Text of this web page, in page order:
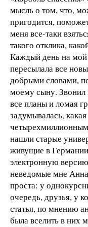
мысль о том, что,
пригодится,
меня все-таки
такого отклика,
Каждый день на мой
пересылала все
добрыми словами,
моему сыну. Звонил
все планы и ломая
задумывалась,
нашли старые
живущие в
электронную
неведомые мне
проста: у
очередь, друзья, у
статья, по мнению
была вселить в них